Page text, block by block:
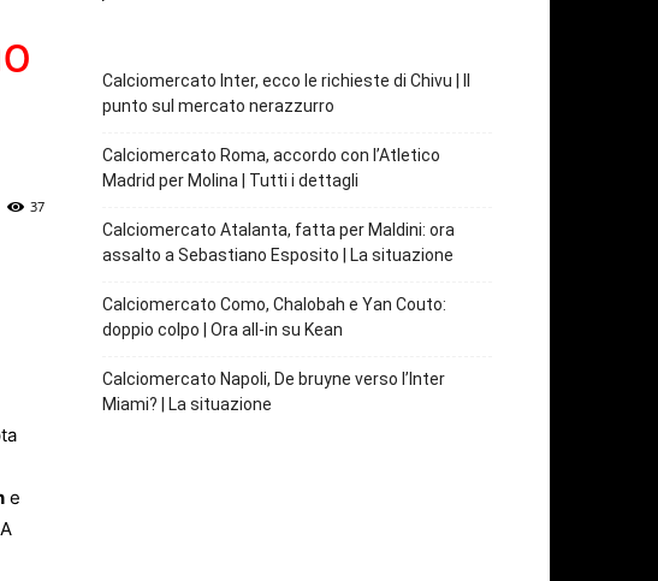
37
e
Calciomercato Inter, ecco le richieste di Chivu | Il
punto sul mercato nerazzurro
Calciomercato Roma, accordo con l’Atletico
Madrid per Molina | Tutti i dettagli
Calciomercato Atalanta, fatta per Maldini: ora
assalto a Sebastiano Esposito | La situazione
Calciomercato Como, Chalobah e Yan Couto:
doppio colpo | Ora all-in su Kean
Calciomercato Napoli, De bruyne verso l’Inter
Miami? | La situazione